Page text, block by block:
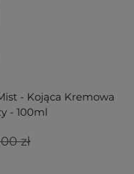
- Kojąca Kremowa
- 100ml
zł